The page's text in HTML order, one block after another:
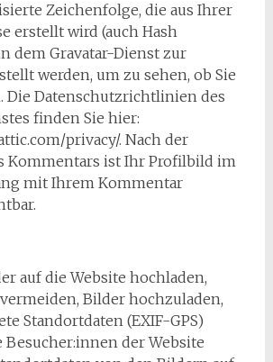
Zeichenfolge, die aus Ihrer
erstellt wird (auch Hash
dem Gravatar-Dienst zur
werden, um zu sehen, ob Sie
Die Datenschutzrichtlinien des
finden Sie hier:
privacy/. Nach der
Kommentars ist Ihr Profilbild im
mit Ihrem Kommentar
auf die Website hochladen,
Bilder hochzuladen,
Standortdaten (EXIF-GPS)
Besucher:innen der Website